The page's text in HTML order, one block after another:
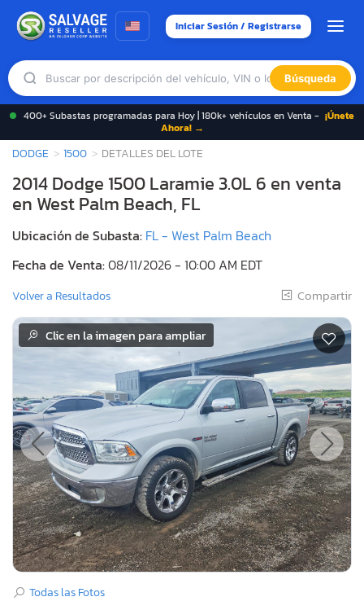
Iniciar Sesión / Registrarse
Búsqueda
400+ Subastas programadas para Hoy | 180k+ vehículos en Venta - ¡Únete
Ahora! →
DODGE 1500 DETALLES DEL LOTE
2014 Dodge 1500 Laramie 3.0L 6 en venta
en West Palm Beach, FL
Ubicación de Subasta: FL - West Palm Beach
Fecha de Venta:08/11/2026 - 10:00 AM EDT
Volver a Resultados Compartir
Clic en la imagen para ampliar
Todas las Fotos